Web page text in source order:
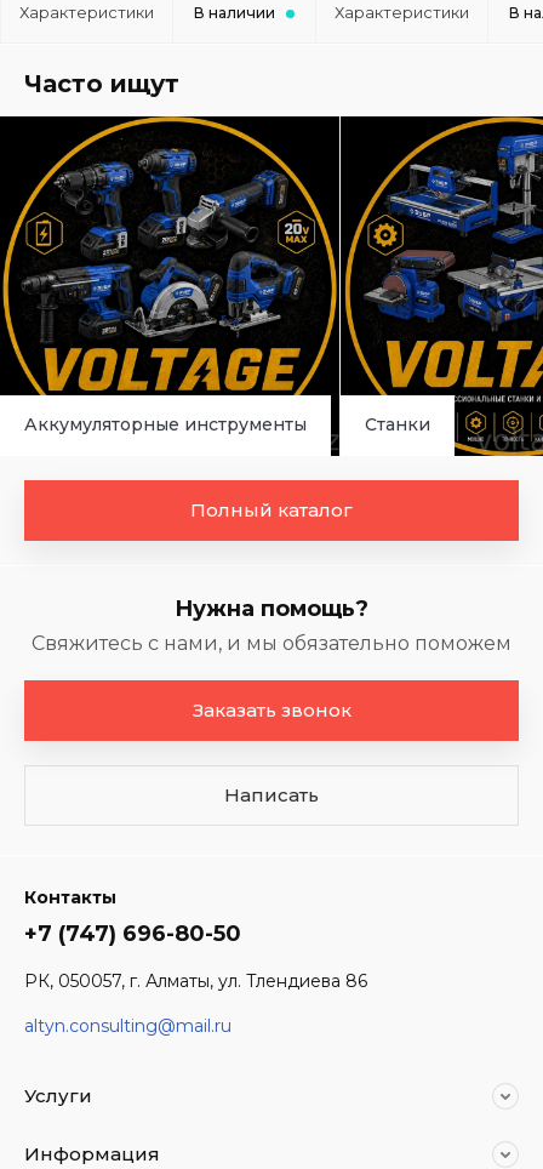
Характеристики В наличии Характеристики В
Часто ищут
Аккумуляторные инструменты Станки
Полный каталог
Нужна помощь?
Свяжитесь с нами, и мы обязательно поможем
Заказать звонок
Написать
Контакты
+7 (747) 696-80-50
РК, 050057, г. Алматы, ул. Тлендиева 86
altyn.consulting@mail.ru
Услуги
Информация